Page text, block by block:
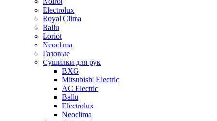
Electrolux
Royal Clima
Ballu
Loriot
Neoclima
Газовые
Сушилки для рук
BXG
Mitsubishi Electric
AC Electric
Ballu
Electrolux
Neoclima